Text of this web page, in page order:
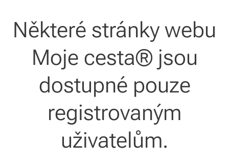
Některé stránky webu
Moje cesta® jsou
dostupné pouze
registrovaným
uživatelům.